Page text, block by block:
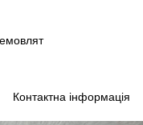
Контактна інформація